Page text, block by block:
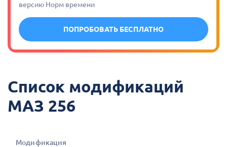
версию Норм времени
ПОПРОБОВАТЬ БЕСПЛАТНО
Список модификаций
МАЗ 256
Модификация